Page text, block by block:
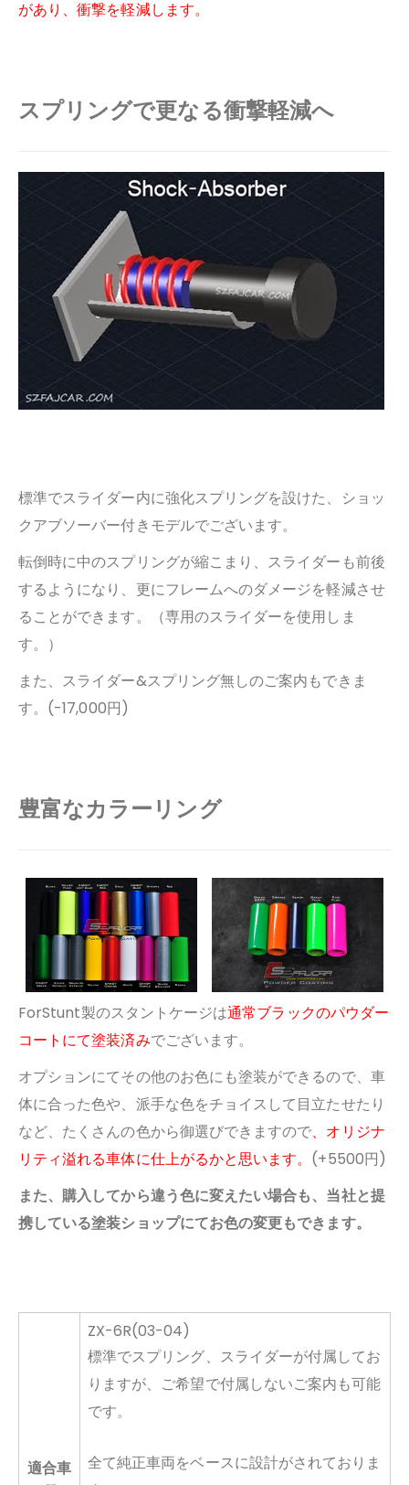
があり、衝撃を軽減します。
スプリングで更なる衝撃軽減へ
標準でスライダー内に強化スプリングを設けた、ショッ
クアブソーバー付きモデルでございます。
転倒時に中のスプリングが縮こまり、スライダーも前後
するようになり、 更にフレームへのダメージを軽減させ
ることができます。（専用のスライダーを使用しま
す。）
また、スライダー&スプリング無しのご案内もできま
す。(-17,000円)
豊富なカラーリング
ForStunt製のスタントケージは通常ブラックのパウダー
コートにて塗装済みでございます。
オプションにてその他のお色にも塗装ができるので、車
体に合った色や、派手な色をチョイスして目立たせたり
など、 たくさんの色から御選びできますので、オリジナ
リティ溢れる車体に仕上がるかと思います。 (+5500円)
また、購入してから違う色に変えたい場合も、当社と提
携している塗装ショップにてお色の変更もできます。
適合車
ZX-6R(03-04)
標準でスプリング、スライダーが付属してお
りますが、ご希望で付属しないご案内も可能
です。
全て純正車両をベースに設計がされておりま